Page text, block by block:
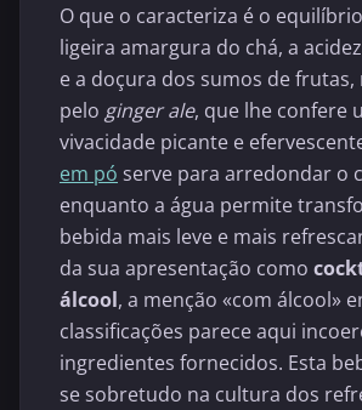
O que o caracteriza é o
ligeira amargura do chá, a
e a doçura dos sumos de frutas,
pelo ginger ale, que lhe confere
vivacidade picante e
em pó serve para arredondar o
enquanto a água permite
bebida mais leve e mais
da sua apresentação como
álcool, a menção «com álcool»
classificações parece aqui
ingredientes fornecidos. Esta
se sobretudo na cultura dos